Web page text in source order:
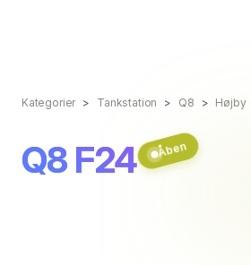
Kategorier Tankstation Q8 Højby
Q8 F24 Åben